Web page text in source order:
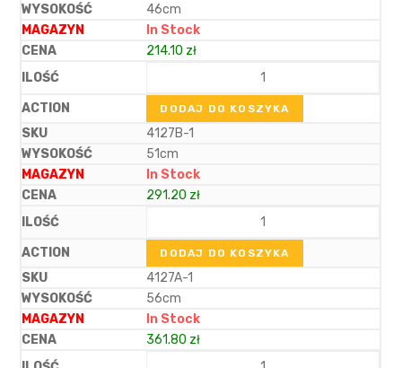
46cm
In Stock
214.10 zł
DODAJ DO KOSZYKA
4127B-1
51cm
In Stock
291.20 zł
DODAJ DO KOSZYKA
4127A-1
56cm
In Stock
361.80 zł